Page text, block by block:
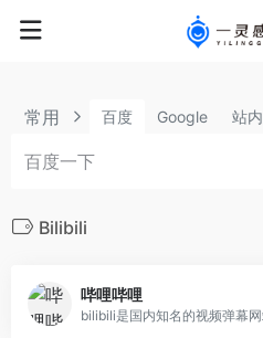
常用 百度 Google 站内
Bilibili
哔哩哔哩